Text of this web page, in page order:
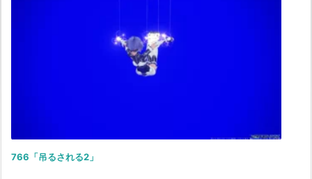
766「吊るされる2」